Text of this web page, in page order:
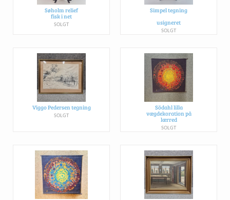
Søholm relief
fisk i net
SOLGT
Simpel tegning
usigneret
SOLGT
Viggo Pedersen tegning
SOLGT
Södahl lilla
vægdekoration på
lærred
SOLGT